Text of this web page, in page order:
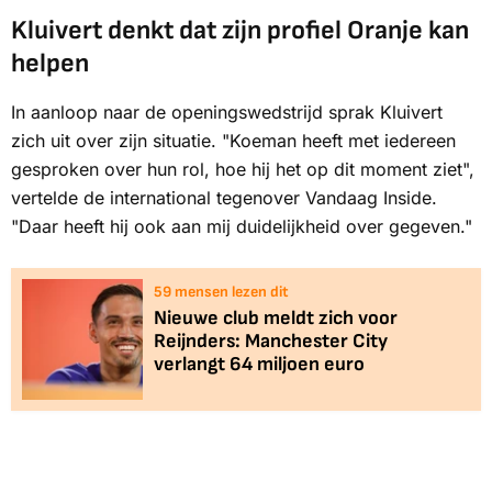
Kluivert denkt dat zijn profiel Oranje kan
helpen
In aanloop naar de openingswedstrijd sprak Kluivert
zich uit over zijn situatie. "Koeman heeft met iedereen
gesproken over hun rol, hoe hij het op dit moment ziet",
vertelde de international tegenover Vandaag Inside.
"Daar heeft hij ook aan mij duidelijkheid over gegeven."
59mensen lezen dit
Nieuwe club meldt zich voor
Reijnders: Manchester City
verlangt 64 miljoen euro